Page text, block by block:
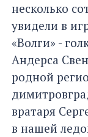
несколько
увидели в
«Волги» -
Андерса
родной
вратаря
в нашей